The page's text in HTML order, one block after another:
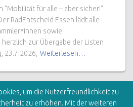
für alle – aber sicher!”
RadEntscheid Essen lädt alle
sowie
zur Übergabe der Listen
23.7.2026, Weiterlesen…
um die Nutzerfreundlichkeit zu
zu erhöhen. Mit der weiteren